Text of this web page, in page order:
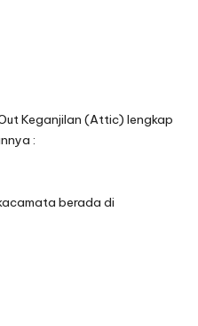
Keganjilan (Attic) lengkap
:
berada di